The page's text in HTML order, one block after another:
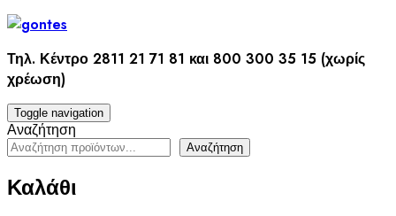
Skip
Τηλ. Κέντρο 2811 21 71 81 και 800 300 35 15 (χωρίς
χρέωση)
Toggle navigation
Αναζήτηση
Αναζήτηση
Καλάθι